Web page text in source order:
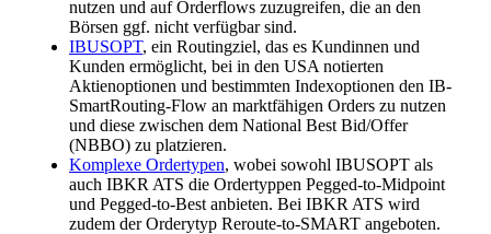
nutzen und auf Orderflows zuzugreifen, die an den
Börsen ggf. nicht verfügbar sind.
IBUSOPT, ein Routingziel, das es Kundinnen und
Kunden ermöglicht, bei in den USA notierten
Aktienoptionen und bestimmten Indexoptionen den IB-
SmartRouting-Flow an marktfähigen Orders zu nutzen
und diese zwischen dem National Best Bid/Offer
(NBBO) zu platzieren.
Komplexe Ordertypen, wobei sowohl IBUSOPT als
auch IBKR ATS die Ordertyppen Pegged-to-Midpoint
und Pegged-to-Best anbieten. Bei IBKR ATS wird
zudem der Orderytyp Reroute-to-SMART angeboten.